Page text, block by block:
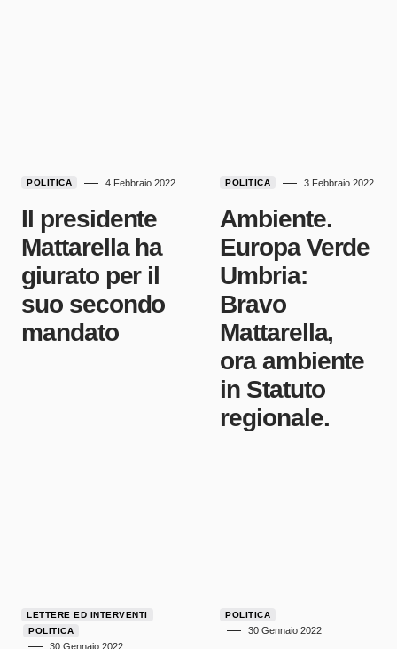
POLITICA 4 Febbraio 2022
Il presidente
Mattarella ha
giurato per il
suo secondo
mandato
POLITICA 3 Febbraio 2022
Ambiente.
Europa Verde
Umbria:
Bravo
Mattarella,
ora ambiente
in Statuto
regionale.
LETTERE ED INTERVENTI
POLITICA
30 Gennaio 2022
POLITICA
30 Gennaio 2022